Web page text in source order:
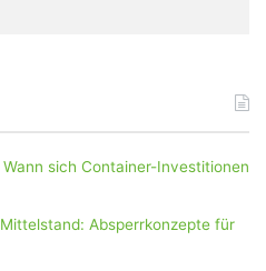
sich Container-Investitionen
Absperrkonzepte für